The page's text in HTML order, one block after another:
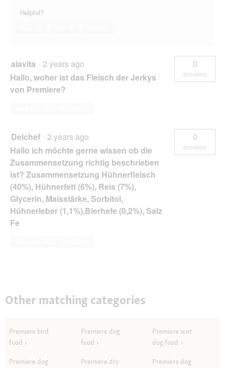
Helpful?
aiavita · 2 years ago
Hallo, woher ist das Fleisch der Jerkys
von Premiere?
0
answers
Delchef · 2 years ago
Hallo ich möchte gerne wissen ob die
Zusammensetzung richtig beschrieben
ist? Zusammensetzung Hühnerfleisch
(40%), Hühnerfett (6%), Reis (7%),
Glycerin, Maisstärke, Sorbitol,
Hühnerleber (1,1%),Bierhefe (0,2%), Salz
Fe
0
answers
Other matching categories
Premiere bird
food
Premiere dog
food
Premiere wet
dog food
Premiere dog
Premiere dry
Premiere dog